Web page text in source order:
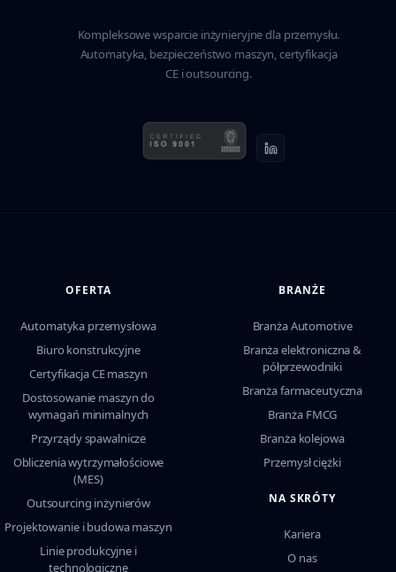
Kompleksowe wsparcie inżynieryjne dla przemysłu.
Automatyka, bezpieczeństwo maszyn, certyfikacja
CE i outsourcing.
OFERTA
Automatyka przemysłowa
Biuro konstrukcyjne
Certyfikacja CE maszyn
Dostosowanie maszyn do
wymagań minimalnych
Przyrządy spawalnicze
Obliczenia wytrzymałościowe
(MES)
Outsourcing inżynierów
Projektowanie i budowa maszyn
Linie produkcyjne i
technologiczne
BRANŻE
Branża Automotive
Branża elektroniczna &
półprzewodniki
Branża farmaceutyczna
Branża FMCG
Branża kolejowa
Przemysł ciężki
NA SKRÓTY
Kariera
O nas